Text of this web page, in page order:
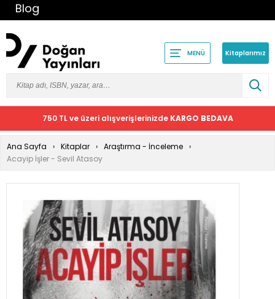
Blog
MENÜ Kitaplarımız
750 TL ve üzeri alışverişlerinizde KARGO BEDAVA
Ana Sayfa Kitaplar
Araştırma - İnceleme
Acayip İşler - Sevil Atasoy